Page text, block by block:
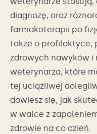
diagnozę, oraz
farmakoterapii po
także o profilaktyce,
zdrowych nawyków i
weterynarza, które
tej uciążliwej
dowiesz się, jak
w walce z
zdrowie na co dzień.